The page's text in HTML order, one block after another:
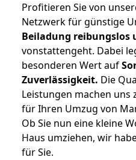
Profitieren Sie von
Netzwerk für günstige
Beiladung reibungslos
vonstattengeht. Dabei
besonderen Wert auf
Zuverlässigkeit. Die
Leistungen machen uns
für Ihren Umzug von
Ob Sie nun eine kleine
Haus umziehen, wir
für Sie.